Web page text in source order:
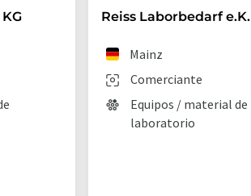
Reiss Laborbedarf e.K.
Comerciante
Mainz
Equipos / material de
laboratorio